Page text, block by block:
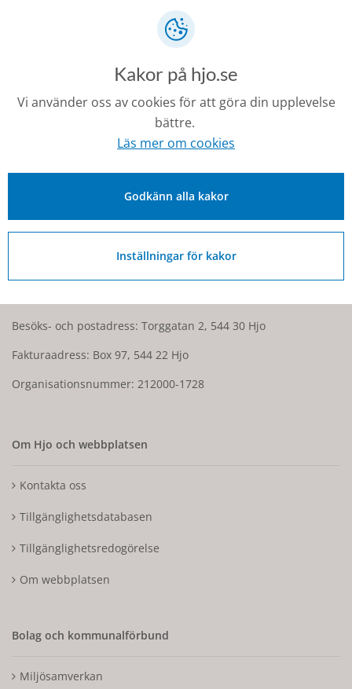
Kontakt
0503-350 00
Besöks- och postadress: Torggatan 2, 544 30 Hjo
Fakturaadress: Box 97, 544 22 Hjo
Organisationsnummer: 212000-1728
Om Hjo och webbplatsen
Kontakta oss
Tillgänglighetsdatabasen
Tillgänglighetsredogörelse
Om webbplatsen
Bolag och kommunalförbund
Miljösamverkan
Kakor på hjo.se
Vi använder oss av cookies för att göra din upplevelse
bättre.
Läs mer om cookies
Godkänn alla kakor
Inställningar för kakor